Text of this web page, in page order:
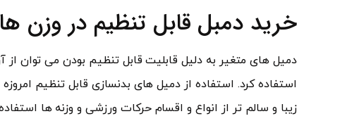
خرید دمبل قابل تنظیم در وزن
دمیل های متغیر به دلیل قابلیت قابل تنظیم بودن می توان از
استفاده کرد. استفاده از دمیل های بدنسازی قابل تنظیم
زیبا و سالم تر از انواع و اقسام حرکات ورزشی و وزنه ها